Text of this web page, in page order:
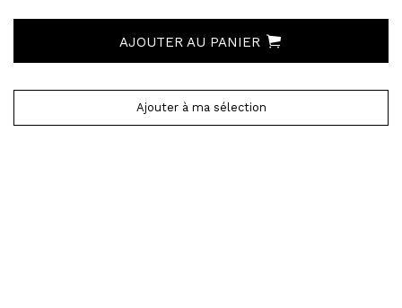
AJOUTER AU PANIER
Ajouter à ma sélection